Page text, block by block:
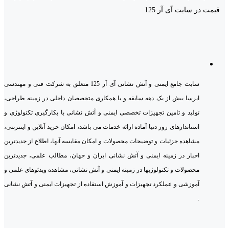
قیمت در سایت آی آر 125
سایت جامع ایمنی و آتش نشانی آی آر 125 متعلق به شرکت فنی و مهندسی
ایرسا بیش از یک دهه سابقه و با همکاری متخصصان داخلی در زمینه طراحی،
تولید و تامین تجهیزات تخصصی ایمنی و آتش نشانی با بکارگیری تکنولوژی و
استاندارهای روز دنیا آماده ارائه خدمات می باشد، امکان خرید آنلاین و اینترنتی،
مشاهده جزئیات و توضیحات محصولات و امکان مقایسه آنها، اطلاع از جدیدترین
اخبار در زمینه ایمنی و آتش نشانی ایران و جهان، مطالب علمی، جدیدترین
محصولات و تکنولوژیها در زمینه ایمنی و آتش نشانی، مشاهده ویدئوهای علمی و
آموزشی و عملکرد تجهیزات و آموزش استفاده از تجهیزات ایمنی و آتش نشانی
.